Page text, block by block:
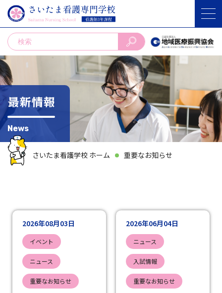
最新情報
News
さいたま看護学校 ホーム 重要なお知らせ
2026年08月03日
イベント
ニュース
重要なお知らせ
2026年06月04日
ニュース
入試情報
重要なお知らせ